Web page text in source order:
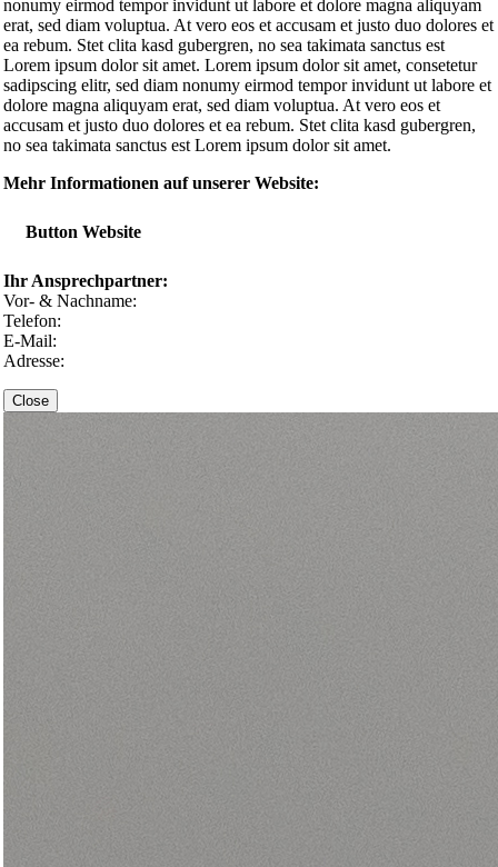
nonumy eirmod tempor invidunt ut labore et dolore magna aliquyam
erat, sed diam voluptua. At vero eos et accusam et justo duo dolores et
ea rebum. Stet clita kasd gubergren, no sea takimata sanctus est
Lorem ipsum dolor sit amet. Lorem ipsum dolor sit amet, consetetur
sadipscing elitr, sed diam nonumy eirmod tempor invidunt ut labore et
dolore magna aliquyam erat, sed diam voluptua. At vero eos et
accusam et justo duo dolores et ea rebum. Stet clita kasd gubergren,
no sea takimata sanctus est Lorem ipsum dolor sit amet.
Mehr Informationen auf unserer Website:
Button Website
Ihr Ansprechpartner:
Vor- & Nachname:
Telefon:
E-Mail:
Adresse:
Close